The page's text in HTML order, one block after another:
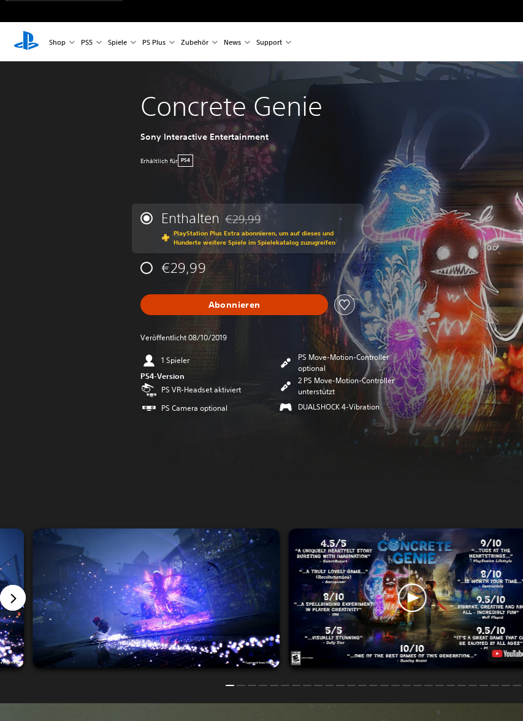
Shop PS5 Spiele PS Plus Zubehör News Support
Concrete Genie
Sony Interactive Entertainment
Erhältlich für PS4
Enthalten Preisnachlass gegenüber dem Originalpreis von €29,99
€29,99
PlayStation Plus Extra abonnieren, um auf dieses und
Hunderte weitere Spiele im Spielekatalog zuzugreifen
€29,99
Abonnieren
Veröffentlicht 08/10/2019
1 Spieler
PS4-Version
PS VR-Headset aktiviert
PS Camera optional
PS Move-Motion-Controller
optional
2 PS Move-Motion-Controller
unterstützt
DUALSHOCK 4-Vibration